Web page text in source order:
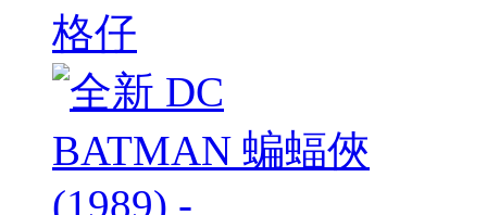
格仔